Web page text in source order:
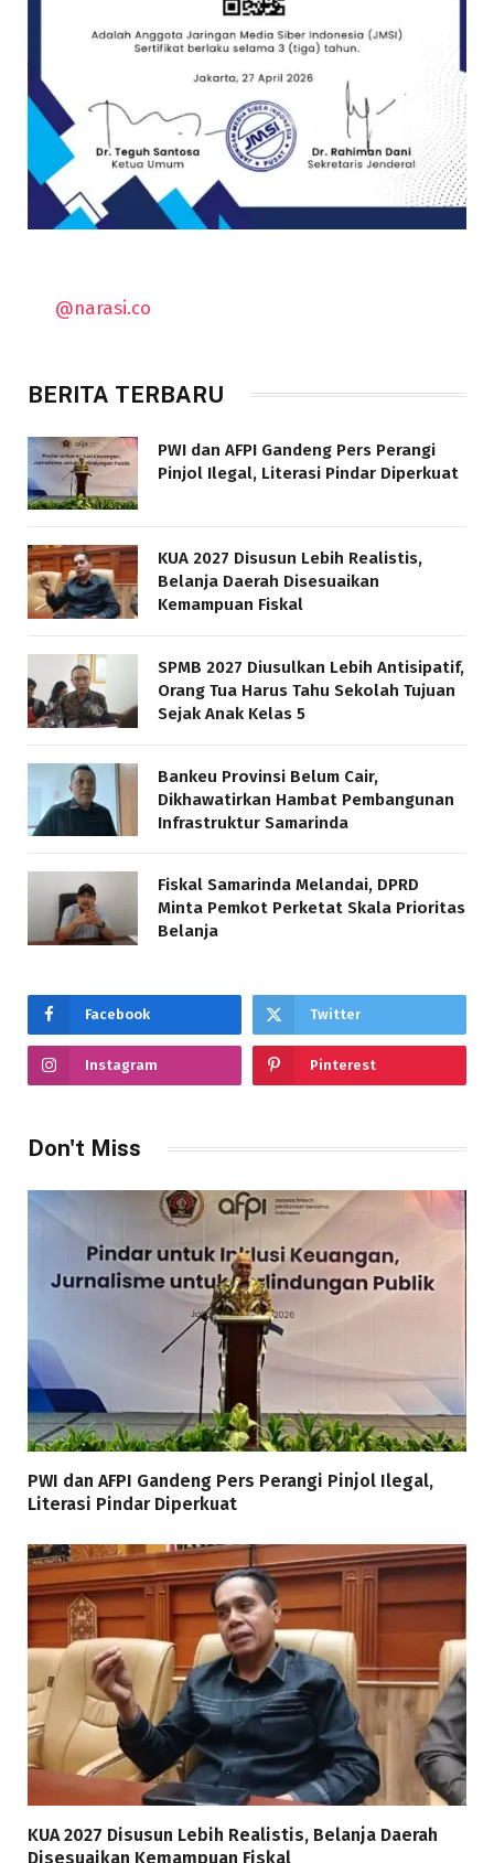
@narasi.co
BERITA TERBARU
PWI dan AFPI Gandeng Pers Perangi
Pinjol Ilegal, Literasi Pindar Diperkuat
KUA 2027 Disusun Lebih Realistis,
Belanja Daerah Disesuaikan
Kemampuan Fiskal
SPMB 2027 Diusulkan Lebih Antisipatif,
Orang Tua Harus Tahu Sekolah Tujuan
Sejak Anak Kelas 5
Bankeu Provinsi Belum Cair,
Dikhawatirkan Hambat Pembangunan
Infrastruktur Samarinda
Fiskal Samarinda Melandai, DPRD
Minta Pemkot Perketat Skala Prioritas
Belanja
Facebook Twitter
Instagram Pinterest
Don't Miss
PWI dan AFPI Gandeng Pers Perangi Pinjol Ilegal,
Literasi Pindar Diperkuat
KUA 2027 Disusun Lebih Realistis, Belanja Daerah
Disesuaikan Kemampuan Fiskal